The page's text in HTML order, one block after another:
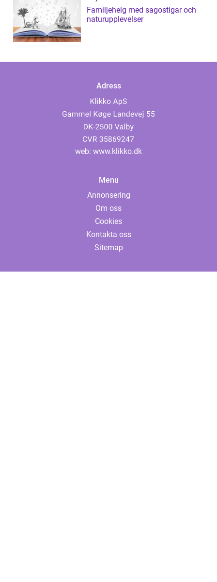
Familjehelg med sagostigar och
naturupplevelser
Adress
web: www.klikko.dk
Menu
Annonsering
Om oss
Cookies
Kontakta oss
Sitemap